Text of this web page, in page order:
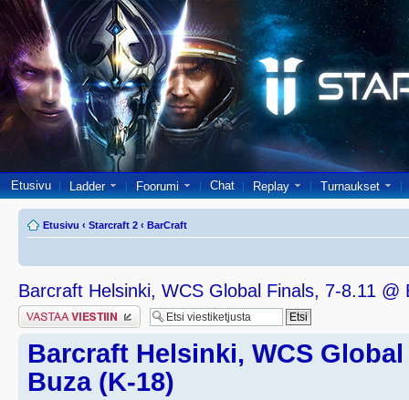
Etusivu Ladder Foorumi Chat Replay Turnaukset
Etusivu ‹ Starcraft 2 ‹ BarCraft
Barcraft Helsinki, WCS Global Finals, 7-8.11 @
Lähetä vastaus
Barcraft Helsinki, WCS Global
Buza (K-18)